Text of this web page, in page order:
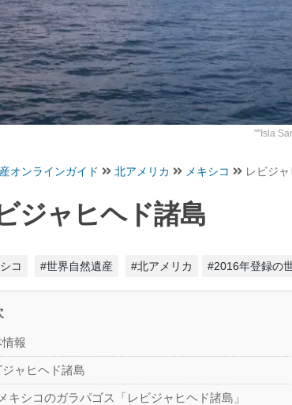
""Isla
オンラインガイド 北アメリカ メキシコ レビジ
ジャヒヘド諸島
コ #世界自然遺産 #北アメリカ #2016年登録の
報
ジャヒヘド諸島
メキシコのガラパゴス「レビジャヒヘド諸島」